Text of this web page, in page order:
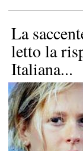
La
letto la
Italiana...